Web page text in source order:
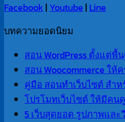
Facebook| Youtube| Line
บทความยอดนิยม
สอน WordPress ตั้งแต่พื้
สอน Woocommerce ให้
คู่มือ สอนทำเว็บไซต์ สำ
โปรโมทเว็บไซต์ ให้มีคน
5 เว็บสุดยอด รูปภาพและ